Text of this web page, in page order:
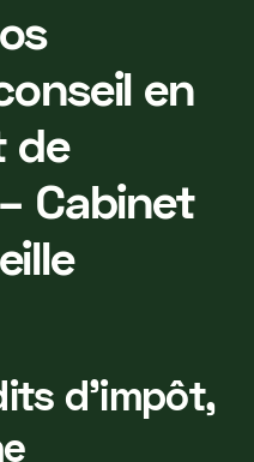
en
de
Cabinet
d'impôt,